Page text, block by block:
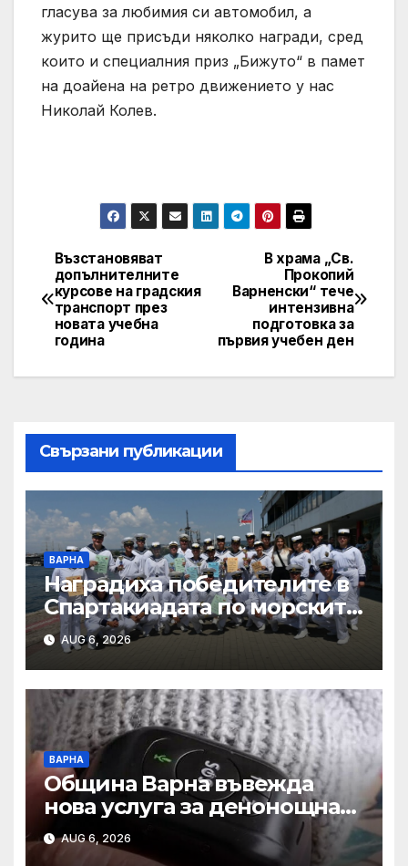
гласува за любимия си автомобил, а
журито ще присъди няколко награди, сред
които и специалния приз „Бижуто“ в памет
на доайена на ретро движението у нас
Николай Колев.
Post
navigation
В храма „Св.
Прокопий
Варненски“ тече
интензивна
подготовка за
първия учебен ден
Възстановяват
допълнителните
курсове на градския
транспорт през
новата учебна
година
Свързани публикации
ВАРНА
Наградиха победителите в
Спартакиадата по морските
спортове на
Военноморските сили
AUG 6, 2026
ВАРНА
Община Варна въвежда
нова услуга за денонощна
грижа за възрастни хора и
лица с трайни увреждания
AUG 6, 2026